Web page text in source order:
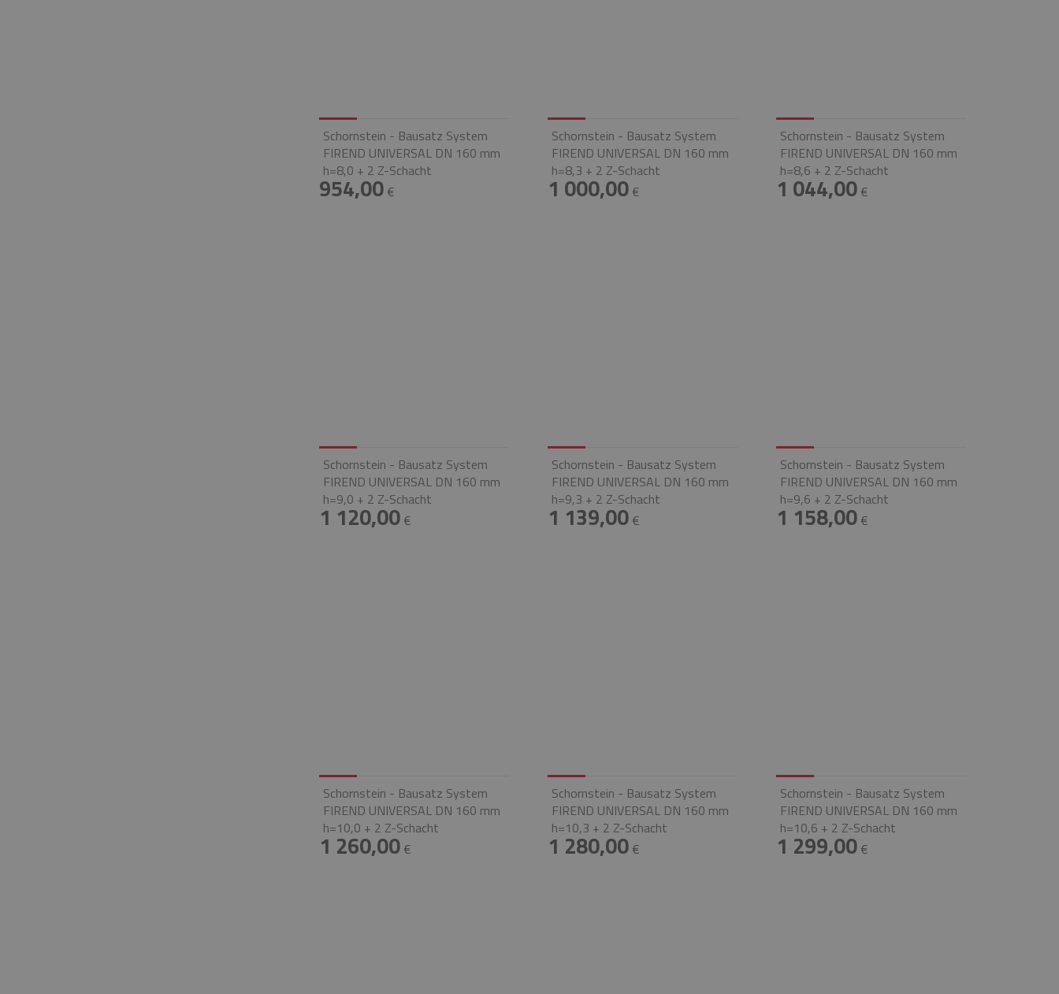
Schornstein - Bausatz System
FIREND UNIVERSAL DN 160 mm
h=8,0 + 2 Z-Schacht
954,00€
Schornstein - Bausatz System
FIREND UNIVERSAL DN 160 mm
h=8,3 + 2 Z-Schacht
1 000,00€
Schornstein - Bausatz System
FIREND UNIVERSAL DN 160 mm
h=8,6 + 2 Z-Schacht
1 044,00€
Schornstein - Bausatz System
FIREND UNIVERSAL DN 160 mm
h=9,0 + 2 Z-Schacht
1 120,00€
Schornstein - Bausatz System
FIREND UNIVERSAL DN 160 mm
h=9,3 + 2 Z-Schacht
1 139,00€
Schornstein - Bausatz System
FIREND UNIVERSAL DN 160 mm
h=9,6 + 2 Z-Schacht
1 158,00€
Schornstein - Bausatz System
FIREND UNIVERSAL DN 160 mm
h=10,0 + 2 Z-Schacht
1 260,00€
Schornstein - Bausatz System
FIREND UNIVERSAL DN 160 mm
h=10,3 + 2 Z-Schacht
1 280,00€
Schornstein - Bausatz System
FIREND UNIVERSAL DN 160 mm
h=10,6 + 2 Z-Schacht
1 299,00€